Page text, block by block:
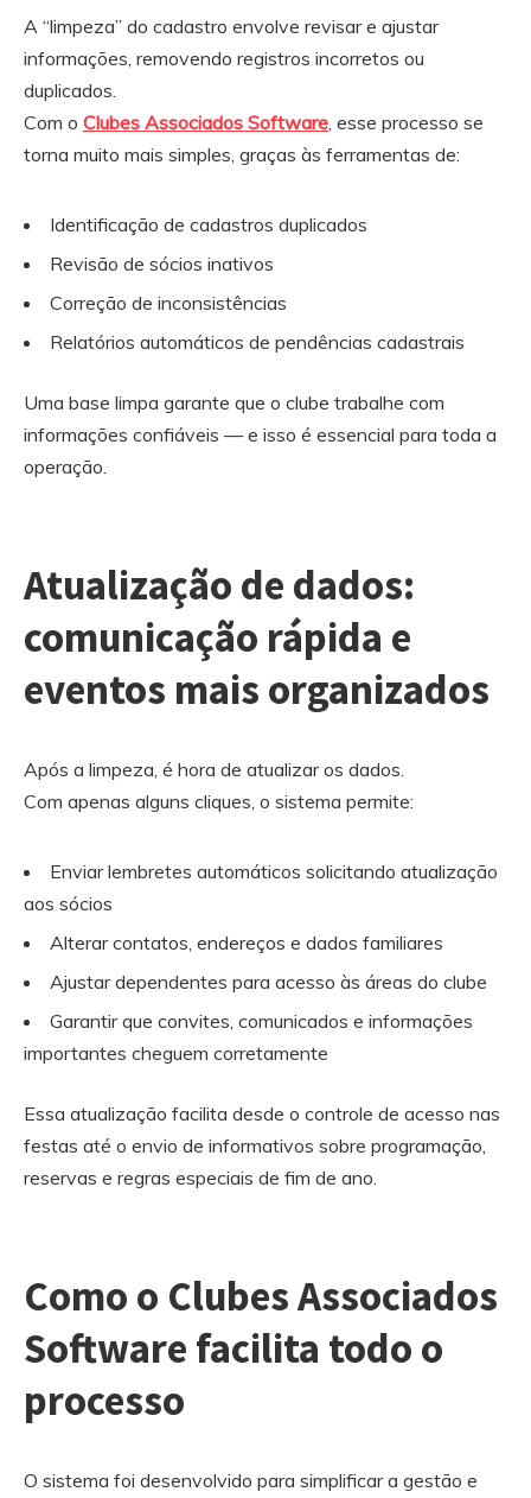
A “limpeza” do cadastro envolve revisar e ajustar
informações, removendo registros incorretos ou
duplicados.
Com o Clubes Associados Software, esse processo se
torna muito mais simples, graças às ferramentas de:
Identificação de cadastros duplicados
Revisão de sócios inativos
Correção de inconsistências
Relatórios automáticos de pendências cadastrais
Uma base limpa garante que o clube trabalhe com
informações confiáveis — e isso é essencial para toda a
operação.
Atualização de dados:
comunicação rápida e
eventos mais organizados
Após a limpeza, é hora de atualizar os dados.
Com apenas alguns cliques, o sistema permite:
Enviar lembretes automáticos solicitando atualização
aos sócios
Alterar contatos, endereços e dados familiares
Ajustar dependentes para acesso às áreas do clube
Garantir que convites, comunicados e informações
importantes cheguem corretamente
Essa atualização facilita desde o controle de acesso nas
festas até o envio de informativos sobre programação,
reservas e regras especiais de fim de ano.
Como o Clubes Associados
Software facilita todo o
processo
O sistema foi desenvolvido para simplificar a gestão e